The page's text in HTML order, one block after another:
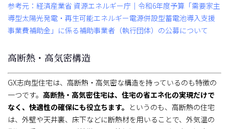
参考元：経済産業省 資源エネルギー庁｜令和6年度予算「需要家主
導型太陽光発電・再生可能エネルギー電源併設型蓄電池導入支援
事業費補助金」に係る補助事業者（執行団体）の公募について
高断熱・高気密構造
GX志向型住宅は、高断熱・高気密な構造を持っているのも特徴の
一つです。 高断熱・高気密住宅は、住宅の省エネ化の実現だけで
なく、快適性の確保にも役立ちます。 というのも、高断熱の住宅
は、外壁や天井裏、床下などに断熱材を用いることで、外気温の